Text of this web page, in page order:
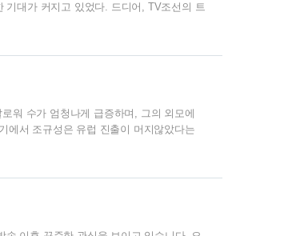
기대가 커지고 있었다. 드디어, TV조선의 트
12월 22일 목요일 밤 10시 확정 새로운
고 있다. 이 포스터와 함께 미스터트롯 2 참
전자들이 몰려 역대급 인산인해를 이뤘다
워 수가 엄청나게 급증하며, 그의 외모에
에서 조규성은 유럽 진출이 머지않았다는
연달아 성공시키며, 우리나라 최초로 월
입단 수상 : 2022 하나원큐 FA컵 MVP 경력
로워하기 조규성 인스타그램 바로가기 조규